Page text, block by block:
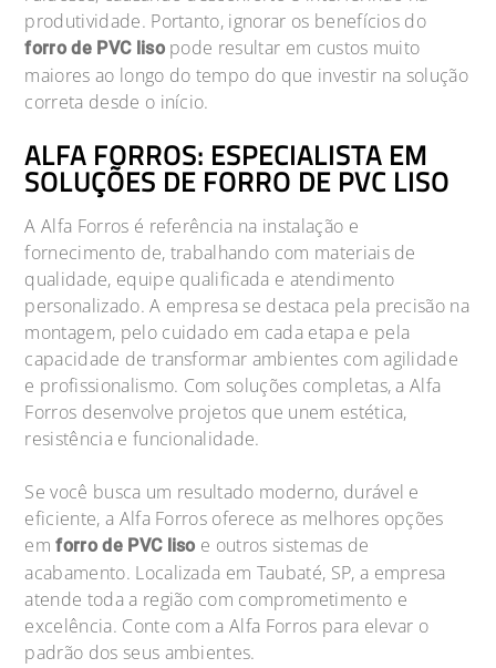
produtividade. Portanto, ignorar os benefícios do
forro de PVC lisopode resultar em custos muito
maiores ao longo do tempo do que investir na solução
correta desde o início.
ALFA FORROS: ESPECIALISTA EM
SOLUÇÕES DE FORRO DE PVC LISO
A Alfa Forros é referência na instalação e
fornecimento de, trabalhando com materiais de
qualidade, equipe qualificada e atendimento
personalizado. A empresa se destaca pela precisão na
montagem, pelo cuidado em cada etapa e pela
capacidade de transformar ambientes com agilidade
e profissionalismo. Com soluções completas, a Alfa
Forros desenvolve projetos que unem estética,
resistência e funcionalidade.
Se você busca um resultado moderno, durável e
eficiente, a Alfa Forros oferece as melhores opções
emforro de PVC liso e outros sistemas de
acabamento. Localizada em Taubaté, SP, a empresa
atende toda a região com comprometimento e
excelência. Conte com a Alfa Forros para elevar o
padrão dos seus ambientes.